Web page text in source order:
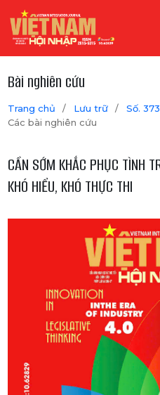
Bài nghiên cứu
Trang chủ / Lưu trữ / Số.
Các bài nghiên cứu
CẦN SỚM KHẮC PHỤC TÌNH
KHÓ HIỂU, KHÓ THỰC THI